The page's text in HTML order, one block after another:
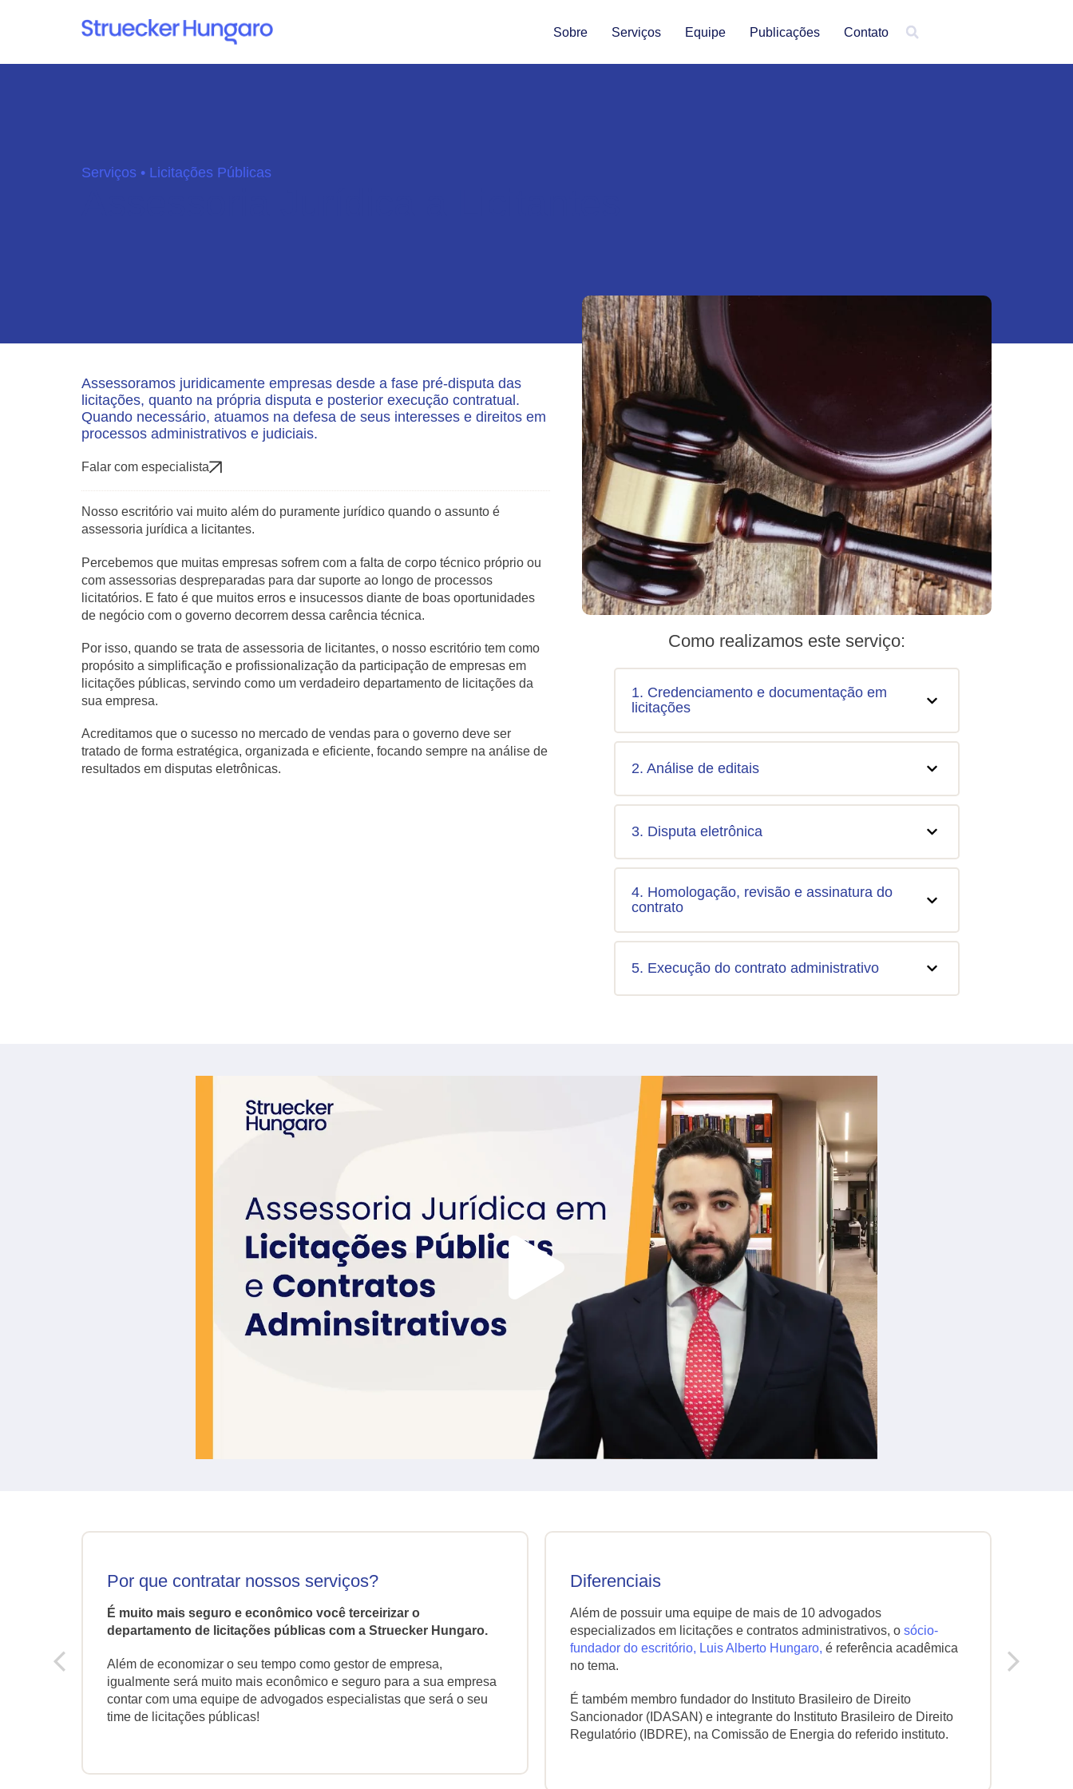
Sobre Serviços Equipe Publicações Contato
Serviços • Licitações Públicas
Assessoramos juridicamente empresas desde a fase pré-disputa das
licitações, quanto na própria disputa e posterior execução contratual.
Quando necessário, atuamos na defesa de seus interesses e direitos em
processos administrativos e judiciais.
Falar com especialista
Nosso escritório vai muito além do puramente jurídico quando o assunto é
assessoria jurídica a licitantes.
Percebemos que muitas empresas sofrem com a falta de corpo técnico próprio ou
com assessorias despreparadas para dar suporte ao longo de processos
licitatórios. E fato é que muitos erros e insucessos diante de boas oportunidades
de negócio com o governo decorrem dessa carência técnica.
Por isso, quando se trata de assessoria de licitantes, o nosso escritório tem como
propósito a simplificação e profissionalização da participação de empresas em
licitações públicas, servindo como um verdadeiro departamento de licitações da
sua empresa.
Acreditamos que o sucesso no mercado de vendas para o governo deve ser
tratado de forma estratégica, organizada e eficiente, focando sempre na análise de
resultados em disputas eletrônicas.
Como realizamos este serviço:
1. Credenciamento e documentação em
licitações
2. Análise de editais
3. Disputa eletrônica
4. Homologação, revisão e assinatura do
contrato
5. Execução do contrato administrativo
Por que contratar nossos serviços?
É muito mais seguro e econômico você terceirizar o
departamento de licitações públicas com a Struecker Hungaro.
Além de economizar o seu tempo como gestor de empresa,
igualmente será muito mais econômico e seguro para a sua empresa
contar com uma equipe de advogados especialistas que será o seu
time de licitações públicas!
Diferenciais
Além de possuir uma equipe de mais de 10 advogados
especializados em licitações e contratos administrativos, o sócio-
fundador do escritório, Luis Alberto Hungaro, é referência acadêmica
no tema.
É também membro fundador do Instituto Brasileiro de Direito
Sancionador (IDASAN) e integrante do Instituto Brasileiro de Direito
Regulatório (IBDRE), na Comissão de Energia do referido instituto.